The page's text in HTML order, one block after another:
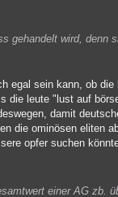
gehandelt wird, denn
egal sein kann, ob
leute "lust auf
damit
die ominösen eliten
opfer suchen
einer AG zb.